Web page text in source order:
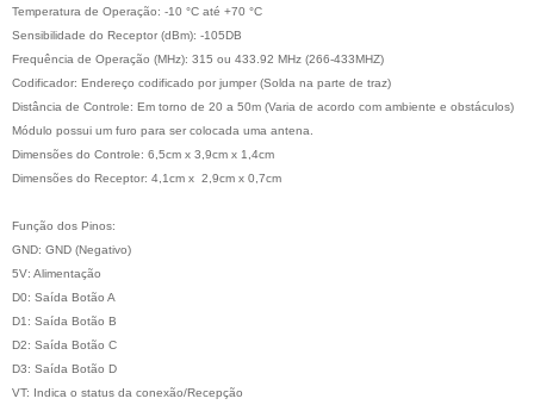
Temperatura de Operação: -10 °C até +70 °C
Sensibilidade do Receptor (dBm): -105DB
Frequência de Operação (MHz): 315 ou 433.92 MHz (266-433MHZ)
Codificador: Endereço codificado por jumper (Solda na parte de traz)
Distância de Controle: Em torno de 20 a 50m (Varia de acordo com ambiente e obstáculos)
Módulo possui um furo para ser colocada uma antena.
Dimensões do Controle: 6,5cm x 3,9cm x 1,4cm
Dimensões do Receptor: 4,1cm x 2,9cm x 0,7cm
Função dos Pinos:
GND: GND (Negativo)
5V: Alimentação
D0: Saída Botão A
D1: Saída Botão B
D2: Saída Botão C
D3: Saída Botão D
VT: Indica o status da conexão/Recepção